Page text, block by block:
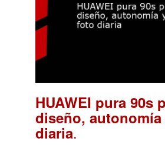
HUAWEI pura 90s
diseño,
diaria.